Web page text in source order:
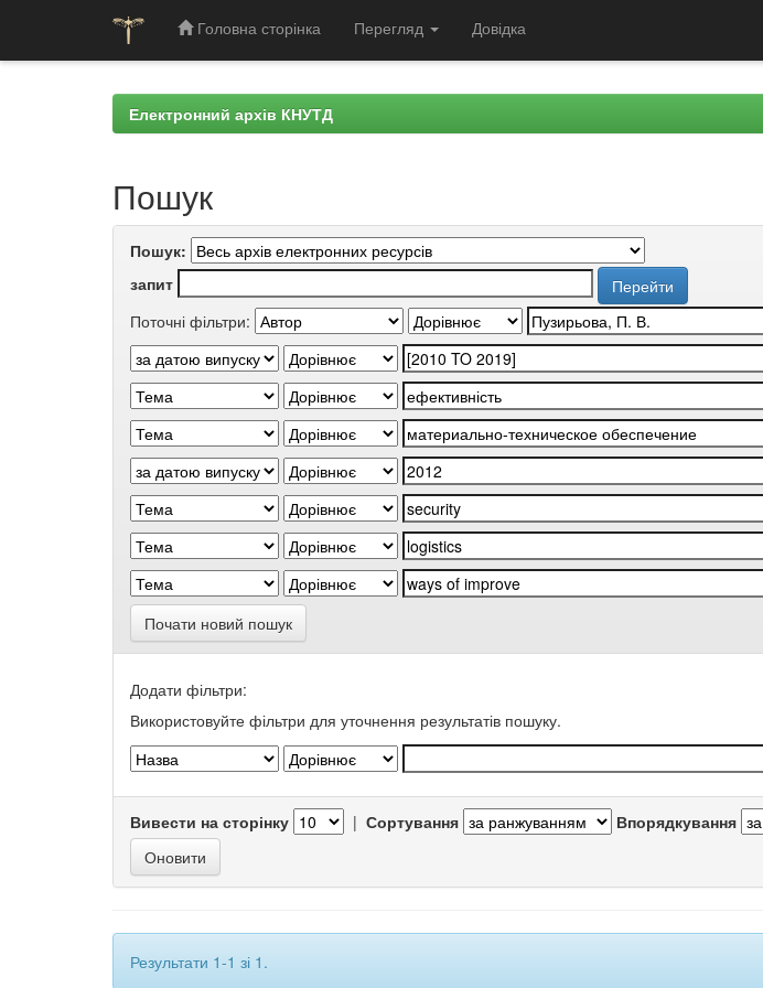
Головна сторінка Перегляд Довідка
Електронний архів КНУТД
Пошук
Пошук:
запит
Поточні фільтри:
Почати новий пошук
Додати фільтри:
Використовуйте фільтри для уточнення результатів пошуку.
Вивести на сторінку | Сортування Впорядкування
Результати 1-1 зі 1.